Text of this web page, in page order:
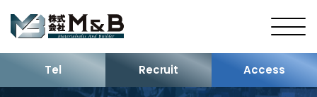
Tel Recruit Access